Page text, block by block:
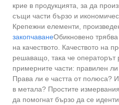
крие в продукцията, за да
същи части бързо и
Крепежни елементи,
закопчаванеОбикновено
на качеството. Качеството на
решаващо, така че
примерните части: правилен
Права ли е частта от полюса?
в метала? Простите
да помогнат бързо да се